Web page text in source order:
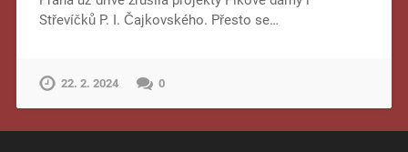
Střevíčků P. I. Čajkovského. Přesto se…
22. 2. 2024 0